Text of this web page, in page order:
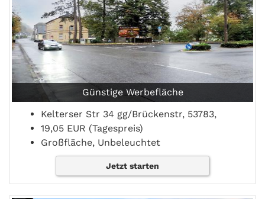
Günstige Werbefläche
Kelterser Str 34 gg/Brückenstr, 53783,
19,05 EUR (Tagespreis)
Großfläche, Unbeleuchtet
Jetzt starten